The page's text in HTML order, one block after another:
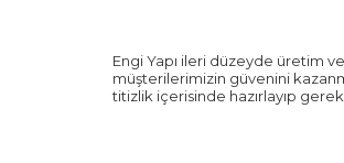
Engi Yapı ileri düzeyde üretim
müşterilerimizin güvenini
titizlik içerisinde hazırlayıp